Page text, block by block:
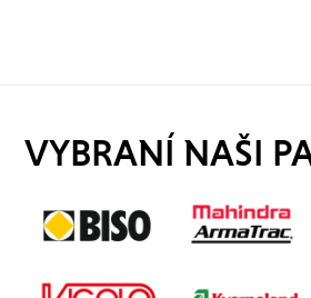
VYBRANÍ NAŠI